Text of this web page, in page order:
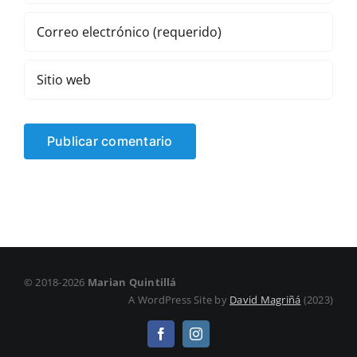
© 2018-2026 Marian Quintillá
A WordPress Site by David Magriñá (2023)
FacebookInstagram